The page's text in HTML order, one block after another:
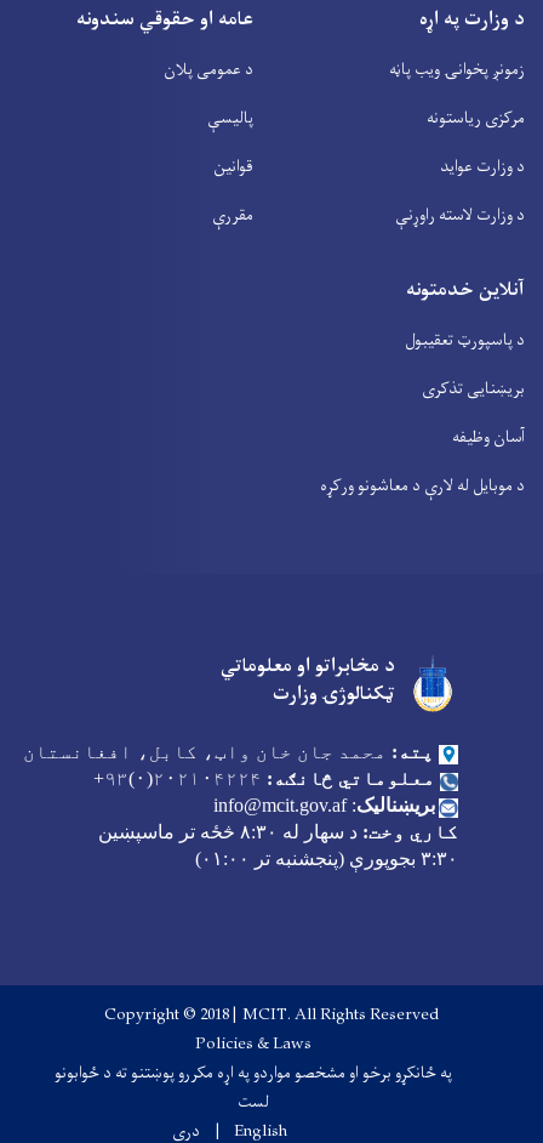
د وزارت په اړه
زمونږ پخوانۍ ویب پاڼه
مرکزی ریاستونه
د وزارت عواید
د وزارت لاسته راوړنې
عامه او حقوقي سندونه
د عمومی پلان
پالیسې
قوانین
مقررې
آنلاین خدمتونه
د پاسپورټ تعقیبول
بریښنایی تذکری
آسان وظیفه
د موبایل له لارې د معاشونو ورکړه
د مخابراتو او معلوماتي
ټکنالوژۍ وزارت
پته: محمد جان خان واټ، کابل، افغانستان
معلوماتي څانګه:
بریښنالیک:
info@mcit.gov.af
کاري وخت: د سهار له ۸:۳۰ څځه تر ماسپښین
۳:۳۰ بجوپورې (پنجشنبه تر ۰۱:۰۰)
Copyright © 2018 | MCIT. All Rights Reserved
Policies & Laws
په ځانکړو برخو او مشخصو مواردو په اړه مکررو پوښتنو ته د ځوابونو
لست
English
دری